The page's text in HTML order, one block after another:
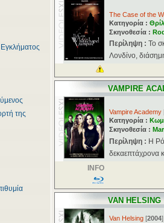
Εγκλήματος
της
The Case of the
Κατηγορία :
Σκηνοθεσία :
Περίληψη : Το
Λονδίνο,
VAMPIRE
Vampire Academy
Κατηγορία :
Σκηνοθεσία :
Περίληψη : Η
δεκαεπτάχρονα
INFO
VAN HELSING
Van Helsing [2004]